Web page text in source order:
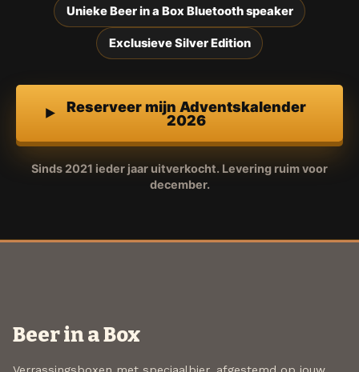
Unieke Beer in a Box Bluetooth speaker
Exclusieve Silver Edition
Reserveer mijn Adventskalender
2026
Sinds 2021 ieder jaar uitverkocht. Levering ruim voor
december.
Beer in a Box
Verrassingsboxen met speciaalbier, afgestemd op jouw